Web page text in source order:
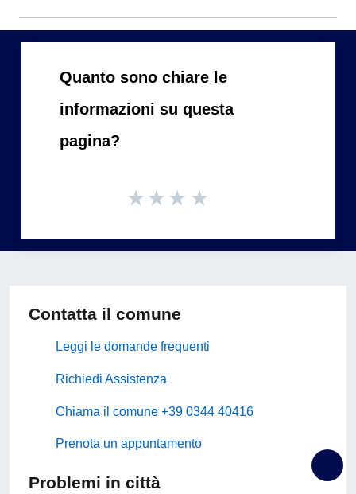
Quanto sono chiare le
informazioni su questa
pagina?
Contatta il comune
Leggi le domande frequenti
Richiedi Assistenza
Chiama il comune +39 0344 40416
Prenota un appuntamento
Problemi in città